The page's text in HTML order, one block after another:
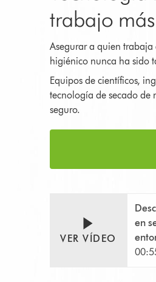
trabajo
Asegurar a quien
higiénico nunca ha sido
Equipos de científicos,
tecnología de secado de
seguro.
VER VÍDEO
en